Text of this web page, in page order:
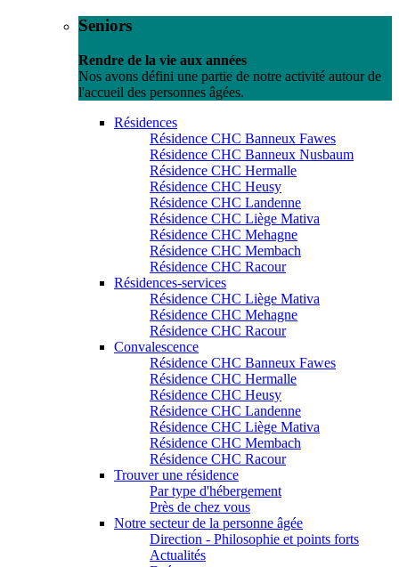
Seniors
Rendre de la vie aux années
Nos avons défini une partie de notre activité autour de
l'accueil des personnes âgées.
Résidences
Résidence CHC Banneux Fawes
Résidence CHC Banneux Nusbaum
Résidence CHC Hermalle
Résidence CHC Heusy
Résidence CHC Landenne
Résidence CHC Liège Mativa
Résidence CHC Mehagne
Résidence CHC Membach
Résidence CHC Racour
Résidences-services
Résidence CHC Liège Mativa
Résidence CHC Mehagne
Résidence CHC Racour
Convalescence
Résidence CHC Banneux Fawes
Résidence CHC Hermalle
Résidence CHC Heusy
Résidence CHC Landenne
Résidence CHC Liège Mativa
Résidence CHC Membach
Résidence CHC Racour
Trouver une résidence
Par type d'hébergement
Près de chez vous
Notre secteur de la personne âgée
Direction - Philosophie et points forts
Actualités